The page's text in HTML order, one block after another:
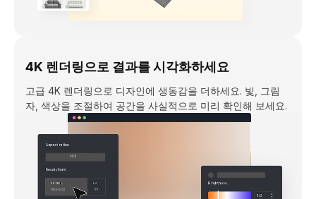
4K 렌더링으로 결과를 시각화하세요
고급 4K 렌더링으로 디자인에 생동감을 더하세요. 빛, 그림
자, 색상을 조절하여 공간을 사실적으로 미리 확인해 보세요.